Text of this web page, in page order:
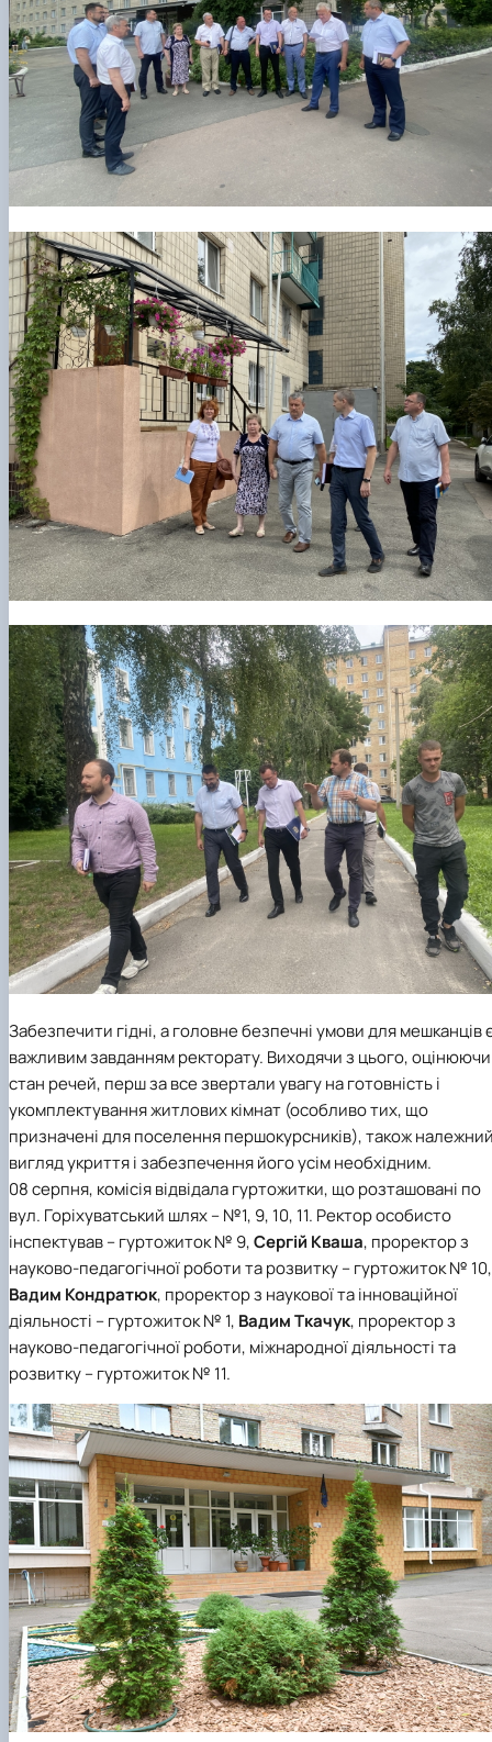
Забезпечити гідні, а головне безпечні умови для мешканців
важливим завданням ректорату. Виходячи з цього, оцінюючи
стан речей, перш за все звертали увагу на готовність і
укомплектування житлових кімнат (особливо тих, що
призначені для поселення першокурсників), також
вигляд укриття і забезпечення його усім необхідним.
08 серпня, комісія відвідала гуртожитки, що розташовані по
вул. Горіхуватський шлях – №1, 9, 10, 11. Ректор особисто
інспектував – гуртожиток № 9,Сергій Кваша, проректор з
науково-педагогічної роботи та розвитку – гуртожиток № 10,
Вадим Кондратюк, проректор з наукової та інноваційної
діяльності – гуртожиток № 1, Вадим Ткачук, проректор з
науково-педагогічної роботи, міжнародної діяльності та
розвитку – гуртожиток № 11.